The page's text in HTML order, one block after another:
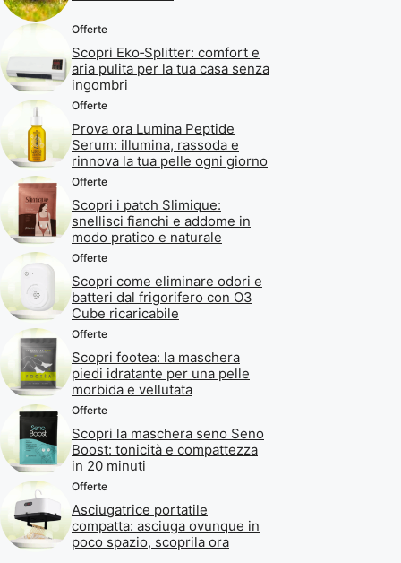
Offerte
Scopri Eko‑Splitter: comfort e
aria pulita per la tua casa senza
ingombri
Offerte
Prova ora Lumina Peptide
Serum: illumina, rassoda e
rinnova la tua pelle ogni giorno
Offerte
Scopri i patch Slimique:
snellisci fianchi e addome in
modo pratico e naturale
Offerte
Scopri come eliminare odori e
batteri dal frigorifero con O3
Cube ricaricabile
Offerte
Scopri footea: la maschera
piedi idratante per una pelle
morbida e vellutata
Offerte
Scopri la maschera seno Seno
Boost: tonicità e compattezza
in 20 minuti
Offerte
Asciugatrice portatile
compatta: asciuga ovunque in
poco spazio, scoprila ora